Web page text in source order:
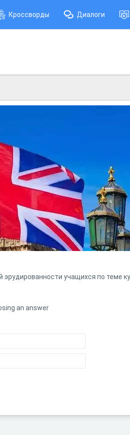
Кроссворды Диалоги
учащихся по теме
an answer